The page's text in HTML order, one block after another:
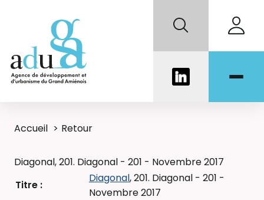
Accueil Retour
Diagonal, 201. Diagonal - 201 - Novembre 2017
Titre :
Diagonal, 201. Diagonal - 201 -
Novembre 2017